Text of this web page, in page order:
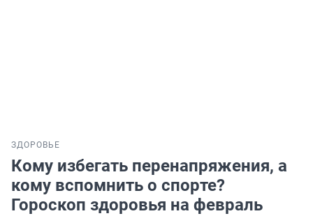
ЗДОРОВЬЕ
Кому избегать перенапряжения, а
кому вспомнить о спорте?
Гороскоп здоровья на февраль